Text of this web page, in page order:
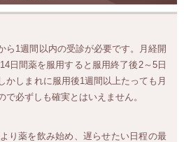
ら1週間以内の受診が必要です。月経開
日間薬を服用すると服用終了後2～5日
かしまれに服用後1週間以上たっても月
で必ずしも確実とはいえません。
り薬を飲み始め、遅らせたい日程の最